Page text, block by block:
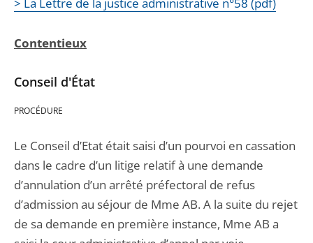
Contentieux
Conseil d'État
PROCÉDURE
Le Conseil d’Etat était saisi d’un pourvoi en cassation
dans le cadre d’un litige relatif à une demande
d’annulation d’un arrêté préfectoral de refus
d’admission au séjour de Mme AB. A la suite du rejet
de sa demande en première instance, Mme AB a